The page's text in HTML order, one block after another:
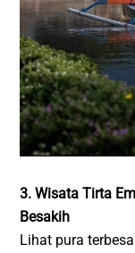
3. Wisata Tirta
Besakih
Lihat pura